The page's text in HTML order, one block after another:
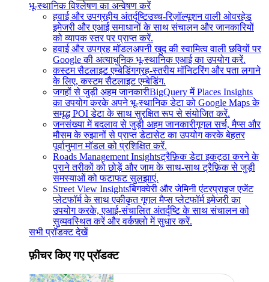
भू-स्थानिक विश्लेषण का अन्वेषण करें
हवाई और उपग्रहीय अंतर्दृष्टिउच्च-रिज़ॉल्यूशन वाली ओवरहेड
इमेजरी और एआई समाधानों के साथ संचालन और जानकारियों
को व्यापक स्तर पर प्राप्त करें.
हवाई और उपग्रह मॉडलअपनी खुद की स्वामित्व वाली छवियों पर
Google की अत्याधुनिक भू-स्थानिक एआई का उपयोग करें.
कस्टम सैटलाइट एम्बेडिंगग्रह-स्तरीय मॉनिटरिंग और पता लगाने
के लिए, कस्टम सैटलाइट एम्बेडिंग.
जगहों से जुड़ी अहम जानकारीBigQuery में Places Insights
का उपयोग करके अपने भू-स्थानिक डेटा को Google Maps के
समृद्ध POI डेटा के साथ सुरक्षित रूप से संयोजित करें.
जनसंख्या में बदलाव से जुड़ी अहम जानकारीगूगल सर्च, मैप्स और
मौसम के रुझानों से प्राप्त डेटासेट का उपयोग करके बेहतर
पूर्वानुमान मॉडल को प्रशिक्षित करें.
Roads Management Insightsट्रैफ़िक डेटा इकट्ठा करने के
पुराने तरीकों को छोड़ें और जाम के साथ-साथ ट्रैफ़िक से जुड़ी
समस्याओं को फटाफट सुलझाएं.
Street View Insightsबिगक्वेरी और जेमिनी एंटरप्राइज एजेंट
प्लेटफॉर्म के साथ एकीकृत गूगल मैप्स प्लेटफॉर्म इमेजरी का
उपयोग करके, एआई-संचालित अंतर्दृष्टि के साथ संचालन को
सुव्यवस्थित करें और वर्कफ़्लो में सुधार करें.
सभी प्रॉडक्ट देखें
फ़ीचर किए गए प्रॉडक्ट